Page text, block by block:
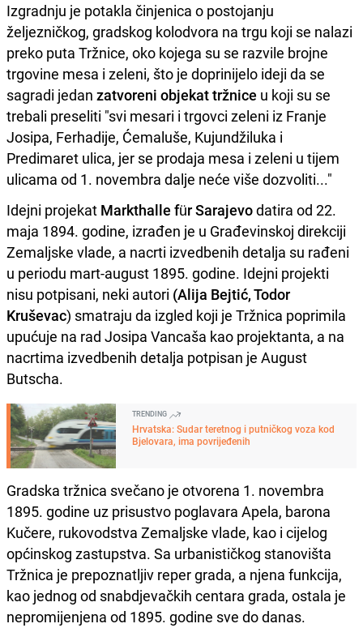
Izgradnju je potakla činjenica o postojanju
željezničkog, gradskog kolodvora na trgu koji se nalazi
preko puta Tržnice, oko kojega su se razvile brojne
trgovine mesa i zeleni, što je doprinijelo ideji da se
sagradi jedan zatvoreni objekat tržnice u koji su se
trebali preseliti "svi mesari i trgovci zeleni iz Franje
Josipa, Ferhadije, Ćemaluše, Kujundžiluka i
Predimaret ulica, jer se prodaja mesa i zeleni u tijem
ulicama od 1. novembra dalje neće više dozvoliti..."
Idejni projekat Markthalle für Sarajevodatira od 22.
maja 1894. godine, izrađen je u Građevinskoj direkciji
Zemaljske vlade, a nacrti izvedbenih detalja su rađeni
u periodu mart-august 1895. godine. Idejni projekti
nisu potpisani, neki autori (Alija Bejtić, Todor
Kruševac) smatraju da izgled koji je Tržnica poprimila
upućuje na rad Josipa Vancaša kao projektanta, a na
nacrtima izvedbenih detalja potpisan je August
Butscha.
TRENDING
Hrvatska: Sudar teretnog i putničkog voza kod
Bjelovara, ima povrijeđenih
Gradska tržnica svečano je otvorena 1. novembra
1895. godine uz prisustvo poglavara Apela, barona
Kučere, rukovodstva Zemaljske vlade, kao i cijelog
općinskog zastupstva. Sa urbanističkog stanovišta
Tržnica je prepoznatljiv reper grada, a njena funkcija,
kao jednog od snabdjevačkih centara grada, ostala je
nepromijenjena od 1895. godine sve do danas.